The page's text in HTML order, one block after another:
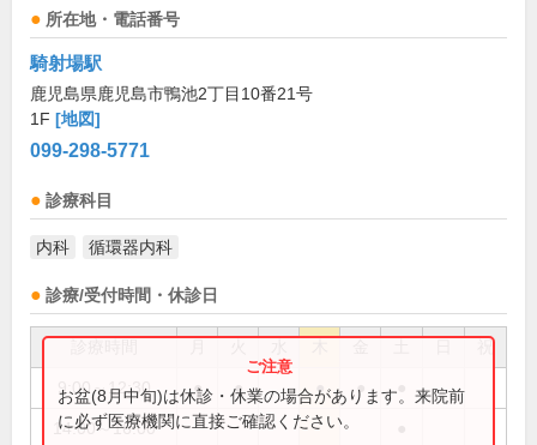
所在地・電話番号
騎射場駅
鹿児島県鹿児島市鴨池2丁目10番21号
1F [地図]
099-298-5771
診療科目
内科 循環器内科
診療/受付時間・休診日
祝
9:00～12:30 ● ● ● ●
14:00～16:00
お盆(8月中旬)は休診・休業の場合があります。来院前
に必ず医療機関に直接ご確認ください。